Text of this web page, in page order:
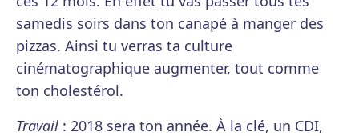
samedis soirs dans ton canapé à manger des
pizzas. Ainsi tu verras ta culture
cinématographique augmenter, tout comme
ton cholestérol.
Travail : 2018 sera ton année. À la clé, un CDI,